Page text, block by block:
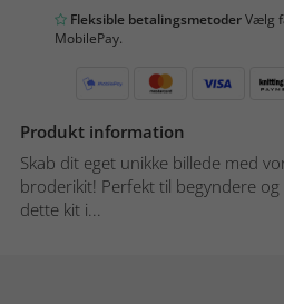
Fleksible betalingsmetoderVælg
MobilePay.
Produkt information
Skab dit eget unikke billede med
broderikit! Perfekt til begyndere
dette kit i...